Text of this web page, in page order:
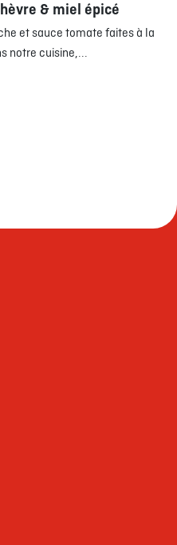
& miel épicé
et sauce tomate faites à la
notre cuisine,...